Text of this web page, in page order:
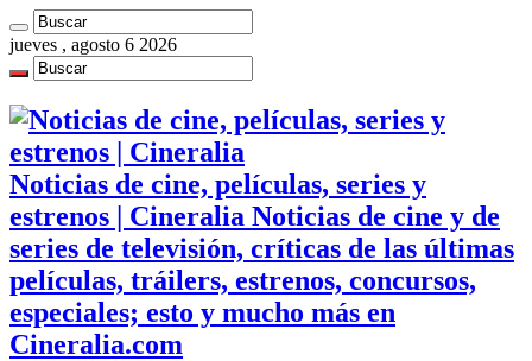
jueves , agosto 6 2026
Noticias de cine, películas, series y
estrenos | Cineralia Noticias de cine y de
series de televisión, críticas de las últimas
películas, tráilers, estrenos, concursos,
especiales; esto y mucho más en
Cineralia.com